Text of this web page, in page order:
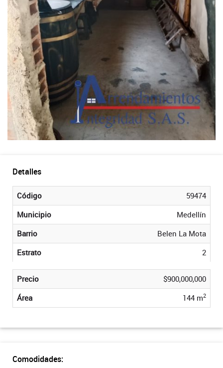
Detalles
Código
59474
Municipio
Medellín
Barrio
Belen La Mota
Estrato
2
Precio
$900,000,000
Área
144 m2
Comodidades: